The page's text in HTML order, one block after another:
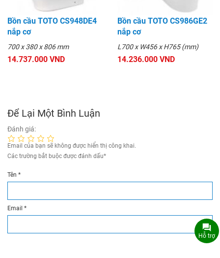
Bồn cầu TOTO CS948DE4
nắp cơ
700 x 380 x 806 mm
14.737.000 VND
Bồn cầu TOTO CS986GE2
nắp cơ
L700 x W456 x H765 (mm)
14.236.000 VND
Để Lại Một Bình Luận
Đánh giá:
Email của bạn sẽ không được hiển thị công khai.
Các trường bắt buộc được đánh dấu*
Tên *
Email *
Hỗ trợ